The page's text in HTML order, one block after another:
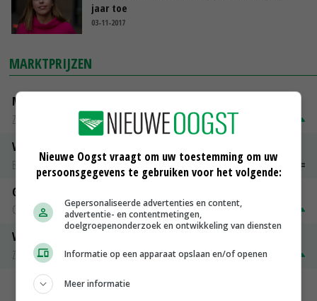
jaar toe
03-11-2017
MARKTPRIJZEN
Magere melkpoeder
Zuivel NL
€ 269,00
Vleeskuikens 2001-2600 gr
Barneveld
€ 1,09~ € 1,11
Gerst
Groningen
€ 197,00
Volle melkpoeder
Zuivel NL
€ 345,00 € 20,00
MEER MARKTPRIJZEN
Nieuwe Oogst vraagt om uw toestemming om uw
persoonsgegevens te gebruiken voor het volgende:
Gepersonaliseerde advertenties en content,
advertentie- en contentmetingen,
doelgroepenonderzoek en ontwikkeling van diensten
Informatie op een apparaat opslaan en/of openen
Meer informatie